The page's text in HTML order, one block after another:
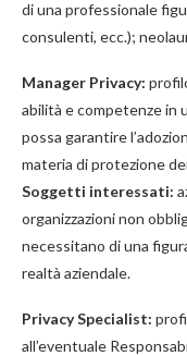
di una professionale
consulenti, ecc.);
Manager Privacy:
abilità e competenze in
possa garantire
materia di protezione
Soggetti interessati:
organizzazioni non
necessitano di una
realtà aziendale.
Privacy Specialist:
all’eventuale